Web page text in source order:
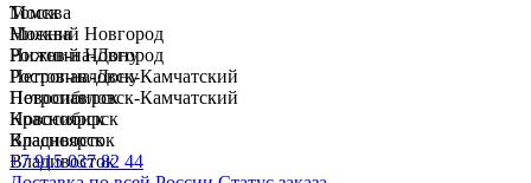
Москва
Нижний Новгород
Ростов-на-Дону
Петропавловск-Камчатский
Новосибирск
Красноярск
Владивосток
+7 915 037 82 44
Томск
Москва
Нижний Новгород
Ростов-на-Дону
Петропавловск-Камчатский
Новосибирск
Красноярск
Владивосток